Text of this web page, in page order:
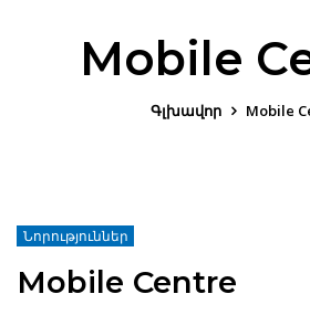
Mobile
Գլխավոր Mobile
Նորություններ
Mobile Centre